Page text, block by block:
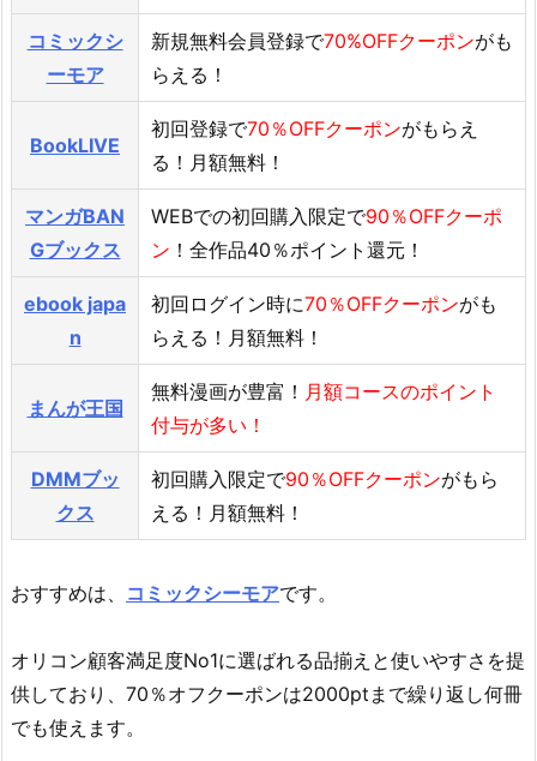
コミックシ
ーモア
新規無料会員登録で70%OFFクーポンがも
らえる！
BookLIVE
初回登録で70％OFFクーポンがもらえ
る！月額無料！
マンガBAN
Gブックス
WEBでの初回購入限定で90％OFFクーポ
ン ！全作品40％ポイント還元！
ebook japa
n
初回ログイン時に70％OFFクーポンがも
らえる！月額無料！
まんが王国
無料漫画が豊富！ 月額コースのポイント
付与が多い！
DMMブッ
クス
初回購入限定で90％OFFクーポンがもら
える！月額無料！
おすすめは、 コミックシーモアです。
オリコン顧客満足度No1に選ばれる品揃えと使いやすさを提
供しており、70％オフクーポンは2000ptまで繰り返し何冊
でも使えます。